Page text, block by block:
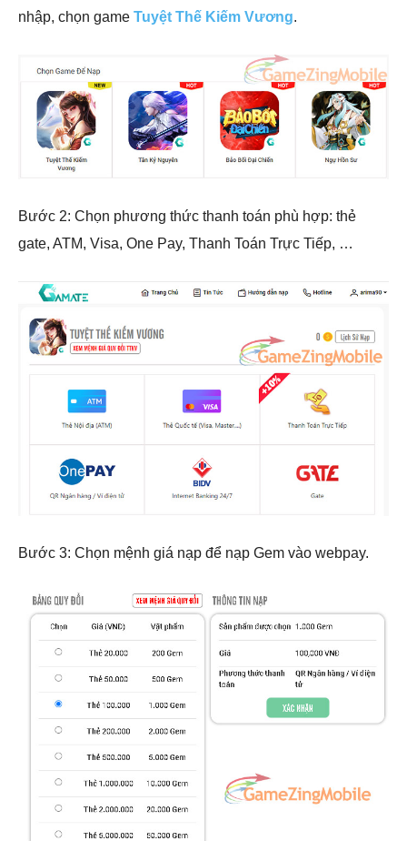
nhập, chọn game Tuyệt Thế Kiếm Vương.
Bước 2: Chọn phương thức thanh toán phù hợp: thẻ
gate, ATM, Visa, One Pay, Thanh Toán Trực Tiếp, …
Bước 3: Chọn mệnh giá nạp để nạp Gem vào webpay.